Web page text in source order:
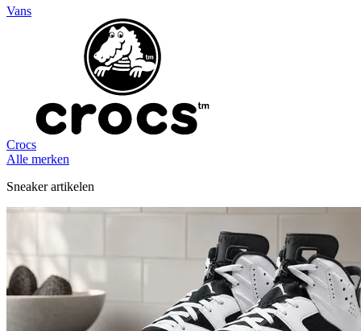
Vans
Crocs
Alle merken
Sneaker artikelen